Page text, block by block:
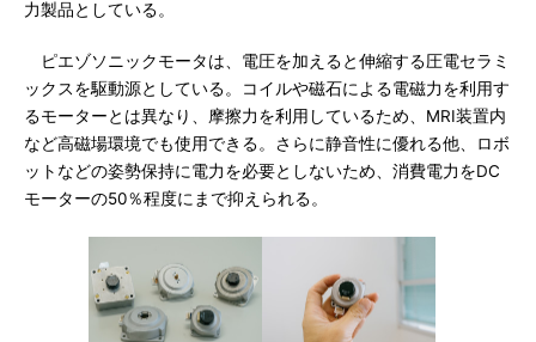
力製品としている。
ピエゾソニックモータは、電圧を加えると伸縮する圧電セラミ
ックスを駆動源としている。コイルや磁石による電磁力を利用す
るモーターとは異なり、摩擦力を利用しているため、MRI装置内
など高磁場環境でも使用できる。さらに静音性に優れる他、ロボ
ットなどの姿勢保持に電力を必要としないため、消費電力をDC
モーターの50％程度にまで抑えられる。